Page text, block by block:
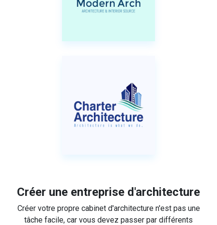
Créer une entreprise d'architecture
Créer votre propre cabinet d'architecture n'est pas une
tâche facile, car vous devez passer par différents